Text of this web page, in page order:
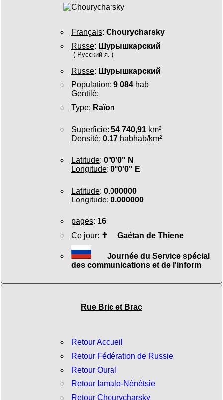
Français: Chourycharsky
Russe: Шурышкарский
( Русский я. )
Russe: Шурышкарский
Population: 9 084hab
Gentilé:
Type: Raïon
Superficie: 54 740,91km²
Densité: 0.17habhab/km²
Latitude: 0°0'0" N
Longitude: 0°0'0" E
Latitude: 0.000000
Longitude: 0.000000
pages: 16
Ce jour: ✝ Gaétan de Thiene
Journée du Service spécial
des communications et de l'inform
Rue Bric et Brac
Retour Accueil
Retour Fédération de Russie
Retour Oural
Retour Iamalo-Nénétsie
Retour Chourycharsky